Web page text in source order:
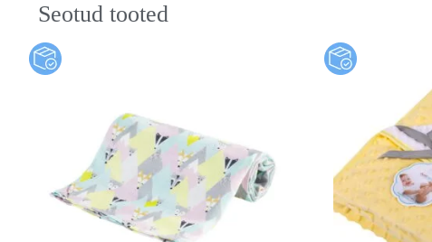
Seotud tooted